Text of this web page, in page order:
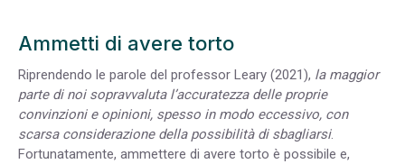
Ammetti di avere torto
Riprendendo le parole del professor Leary (2021), la maggior
parte di noi sopravvaluta l’accuratezza delle proprie
convinzioni e opinioni, spesso in modo eccessivo, con
scarsa considerazione della possibilità di sbagliarsi.
Fortunatamente, ammettere di avere torto è possibile e,